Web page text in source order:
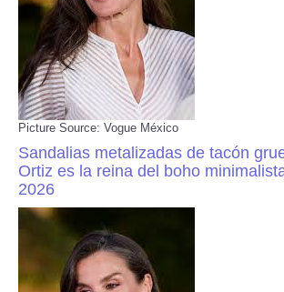
Picture Source: Vogue México
Sandalias metalizadas de tacón
Ortiz es la reina del boho
2026